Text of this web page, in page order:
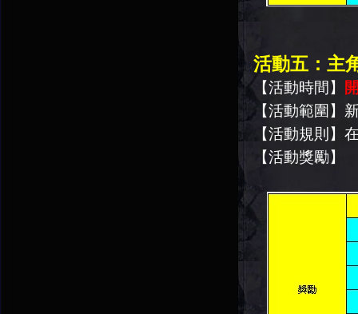
活動五：主
【活動時間】
【活動範圍】
【活動規則】
【活動獎勵】